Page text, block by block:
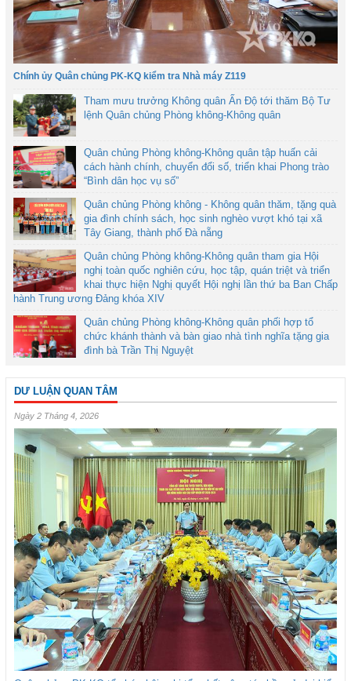
Chính ủy Quân chủng PK-KQ kiểm tra Nhà máy Z119
Tham mưu trưởng Không quân Ấn Độ tới thăm Bộ Tư
lệnh Quân chủng Phòng không-Không quân
Quân chủng Phòng không-Không quân tập huấn cải
cách hành chính, chuyển đổi số, triển khai Phong trào
“Bình dân học vụ số”
Quân chủng Phòng không - Không quân thăm, tặng quà
gia đình chính sách, học sinh nghèo vượt khó tại xã
Tây Giang, thành phố Đà nẵng
Quân chủng Phòng không-Không quân tham gia Hội
nghị toàn quốc nghiên cứu, học tập, quán triệt và triển
khai thực hiện Nghị quyết Hội nghị lần thứ ba Ban Chấp
hành Trung ương Đảng khóa XIV
Quân chủng Phòng không-Không quân phối hợp tổ
chức khánh thành và bàn giao nhà tình nghĩa tặng gia
đình bà Trần Thị Nguyệt
DƯ LUẬN QUAN TÂM
Ngày 2 Tháng 4, 2026